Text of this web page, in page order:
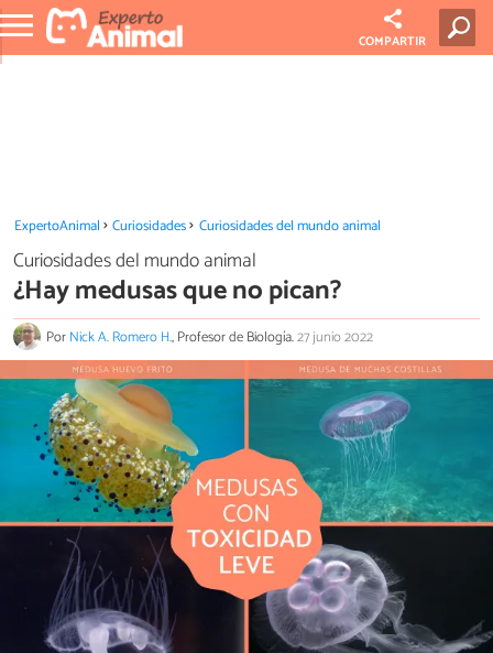
COMPARTIR
ExpertoAnimal Curiosidades Curiosidades del mundo animal
Curiosidades del mundo animal
¿Hay medusas que no pican?
PorNick A. Romero H., Profesor de Biología.27 junio 2022